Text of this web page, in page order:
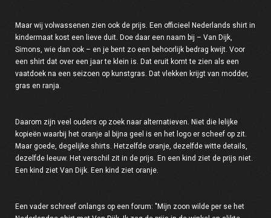
Maar wij volwassenen zien ook de prijs. Een officieel Nederlands shirt in
kindermaat kost een lieve duit. Doe daar een naam bij – Van Dijk,
Simons, wie dan ook – en je bent zo een behoorlijk bedrag kwijt. Voor
een shirt dat over een jaar te klein is. Dat eruit komt te zien als een
vaatdoek na een seizoen op kunstgras. Dat vlekken krijgt van modder,
gras en ranja.
Daarom zijn veel ouders op zoek naar alternatieven. Niet die lelijke
kopieën waarbij het oranje al bijna geel is en het logo er scheef op zit.
Maar goede, degelijke shirts. Hetzelfde oranje, dezelfde witte details,
dezelfde leeuw. Het verschil zit in de prijs. En een kind ziet de prijs niet.
Een kind ziet Van Dijk. Een kind ziet oranje.
Een vader schreef onlangs op een forum: "Mijn zoon wilde per se het